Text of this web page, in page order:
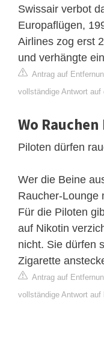
Swissair verbot
Europaflügen,
Airlines zog erst
und verhängte
Antrag auf
vollständige Antwort auf
Wo
Piloten dürfen
Wer die Beine
Raucher-Lounge
Für die Piloten
auf Nikotin
nicht. Sie dürfen
Zigarette
Antrag auf
vollständige Antwort